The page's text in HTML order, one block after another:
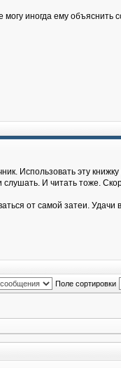
могу иногда ему
Использовать эту
И читать тоже.
от самой затеи. Удачи
Поле сортировки